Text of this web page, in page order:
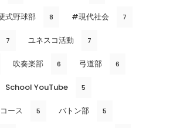
式野球部 8 #現代社会 7
7 ユネスコ活動 7
吹奏楽部 6 弓道部 6
School YouTube 5
ース 5 バトン部 5